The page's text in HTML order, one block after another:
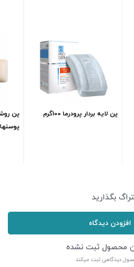
پن لایه بردار پرودرما 100گرم
پن
پوستهای
بگذارید
افزودن دیدگاه
محصول ثبت نشده
دیدگاهی ثبت میکند